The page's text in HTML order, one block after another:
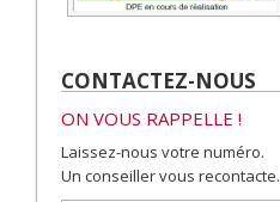
CONTACTEZ-NOUS
ON VOUS RAPPELLE !
Laissez-nous votre numéro.
Un conseiller vous recontacte.